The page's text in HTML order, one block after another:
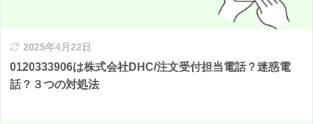
2025年4月22日
0120333906は株式会社DHC/注文受付担当電話？迷惑電
話？３つの対処法